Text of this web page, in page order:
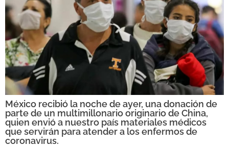
México recibió la noche de ayer, una donación de
parte de un multimillonario originario de China,
quien envió a nuestro país materiales médicos
que servirán para atender a los enfermos de
coronavirus.